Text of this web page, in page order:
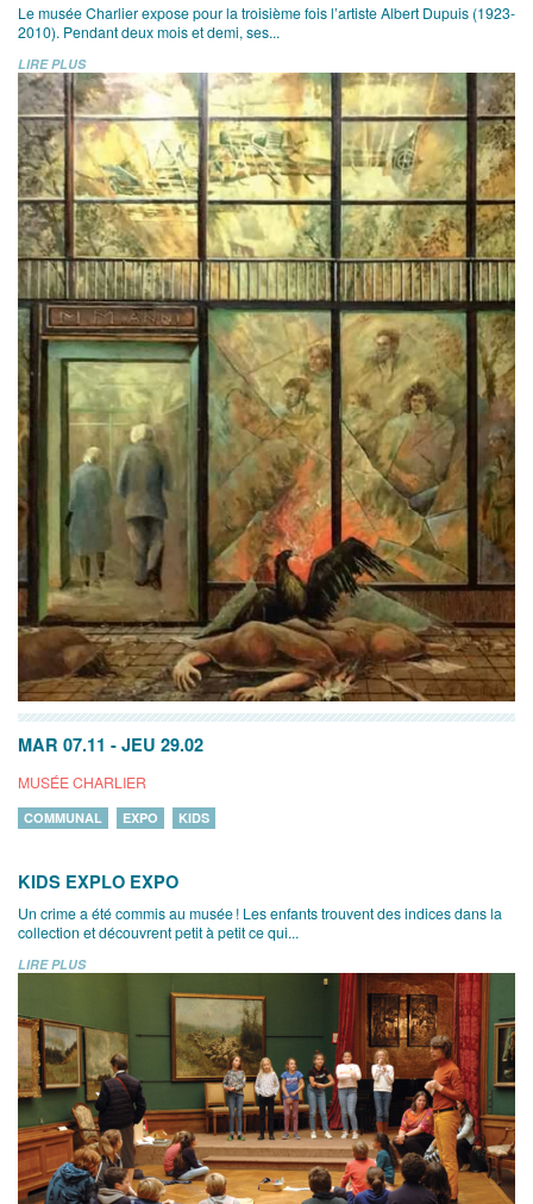
Le musée Charlier expose pour la troisième fois l’artiste Albert Dupuis (1923-
2010). Pendant deux mois et demi, ses...
LIRE PLUS
MAR 07.11 - JEU 29.02
MUSÉE CHARLIER
COMMUNAL EXPO KIDS
KIDS EXPLO EXPO
Un crime a été commis au musée ! Les enfants trouvent des indices dans la
collection et découvrent petit à petit ce qui...
LIRE PLUS